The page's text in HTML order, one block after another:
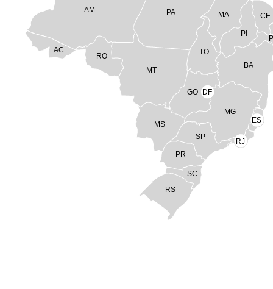
TO
BA
CE
PI
MA
PA
AM
AC
RO
MT
MS
GO
PR
SC
RS
SP
MG
RJ
ES
DF